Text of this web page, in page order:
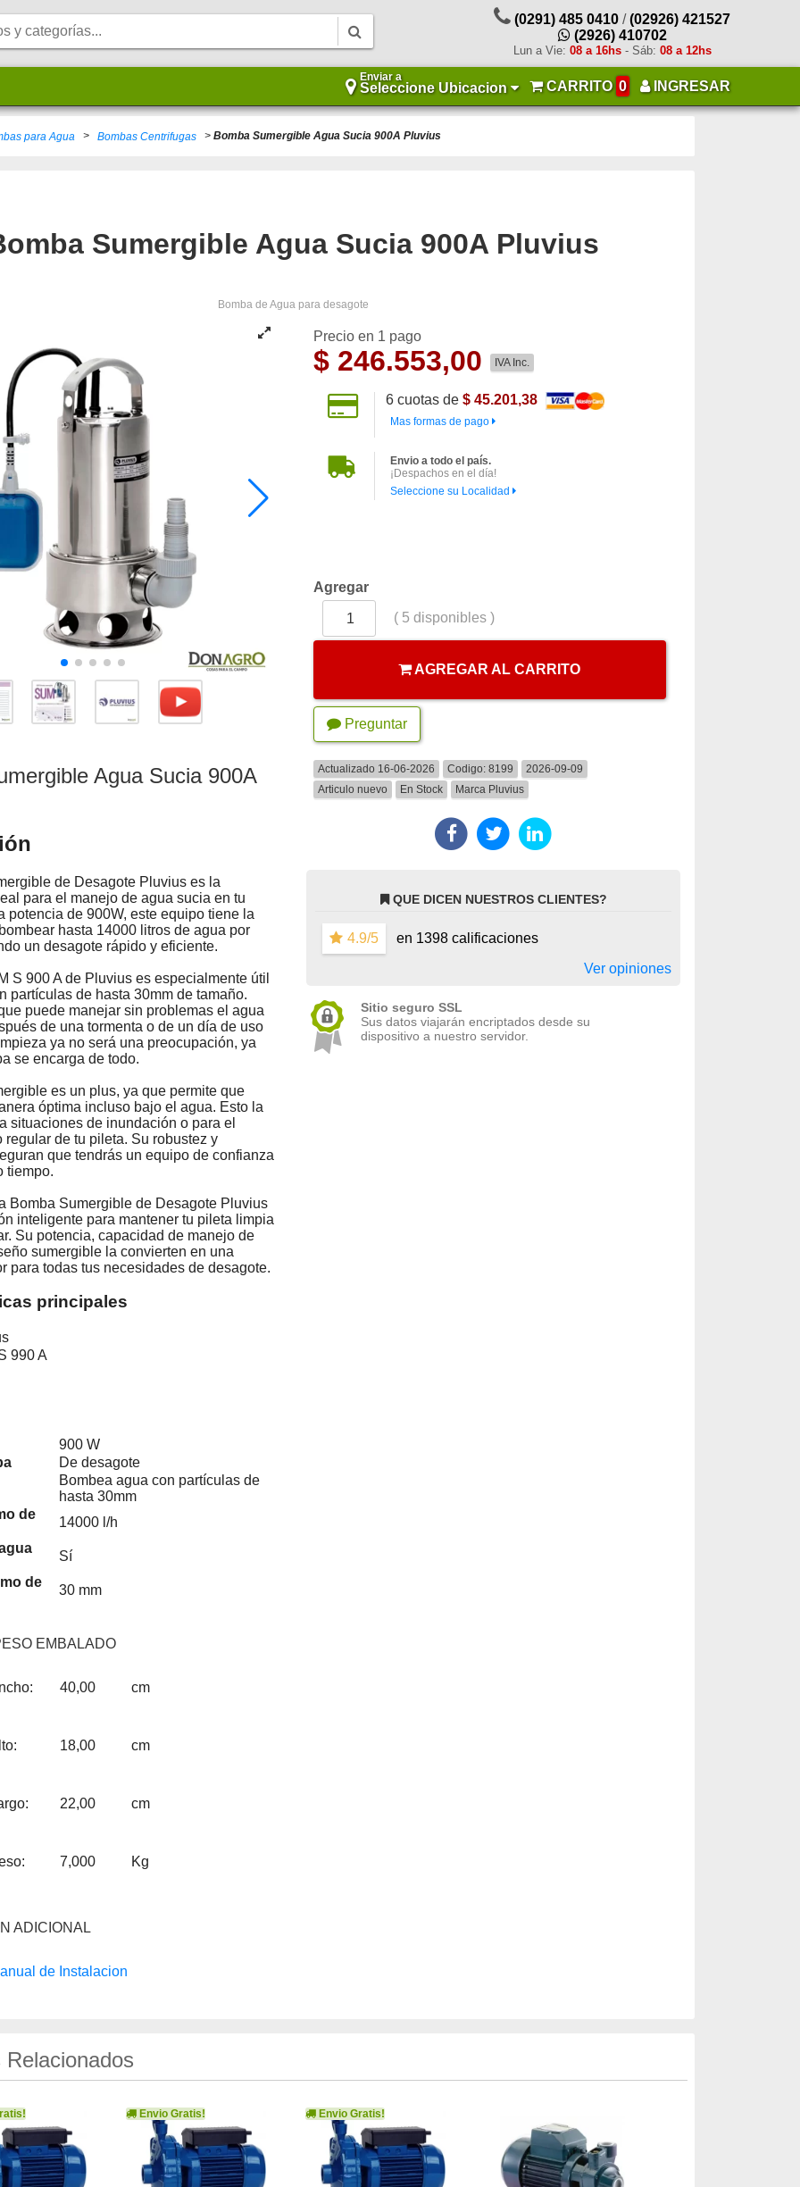
(0291) 485 0410 /(02926) 421527
(2926) 410702
Lun a Vie: 08 a 16hs- Sáb: 08 a 12hs
Enviar a
Seleccione Ubicacion CARRITO 0 INGRESAR
para Agua > Bombas Centrifugas > Bomba Sumergible Agua Sucia 900A Pluvius
Sumergible Agua Sucia 900A Pluvius
Bomba de Agua para desagote
Agua Sucia 900A
de Desagote Pluvius es la
para el manejo de agua sucia en tu
potencia de 900W, este equipo tiene la
hasta 14000 litros de agua por
un desagote rápido y eficiente.
S 900 A de Pluvius es especialmente útil
partículas de hasta 30mm de tamaño.
puede manejar sin problemas el agua
de una tormenta o de un día de uso
ya no será una preocupación, ya
se encarga de todo.
es un plus, ya que permite que
óptima incluso bajo el agua. Esto la
situaciones de inundación o para el
regular de tu pileta. Su robustez y
que tendrás un equipo de confianza
tiempo.
Bomba Sumergible de Desagote Pluvius
inteligente para mantener tu pileta limpia
Su potencia, capacidad de manejo de
sumergible la convierten en una
para todas tus necesidades de desagote.
principales
990 A
900 W
De desagote
Bombea agua con partículas de
hasta 30mm
de
14000 l/h
Sí
de
30 mm
EMBALADO
40,00 cm
18,00 cm
22,00 cm
7,000 Kg
ADICIONAL
de Instalacion
Precio en 1 pago
$ 246.553,00 IVA Inc.
6cuotas de $ 45.201,38
Mas formas de pago
Envio a todo el país.
¡Despachos en el día!
Seleccione su Localidad
Agregar
( 5disponibles )
AGREGAR AL CARRITO
Preguntar
Actualizado 16-06-2026 Codigo:8199
2026-09-09
Articulo nuevo
En Stock Marca Pluvius
QUE DICEN NUESTROS CLIENTES?
4.9/5
en 1398 calificaciones
Ver opiniones
Sitio seguro SSL
Sus datos viajarán encriptados desde su
dispositivo a nuestro servidor.
Relacionados
Envio Gratis! Envio Gratis!